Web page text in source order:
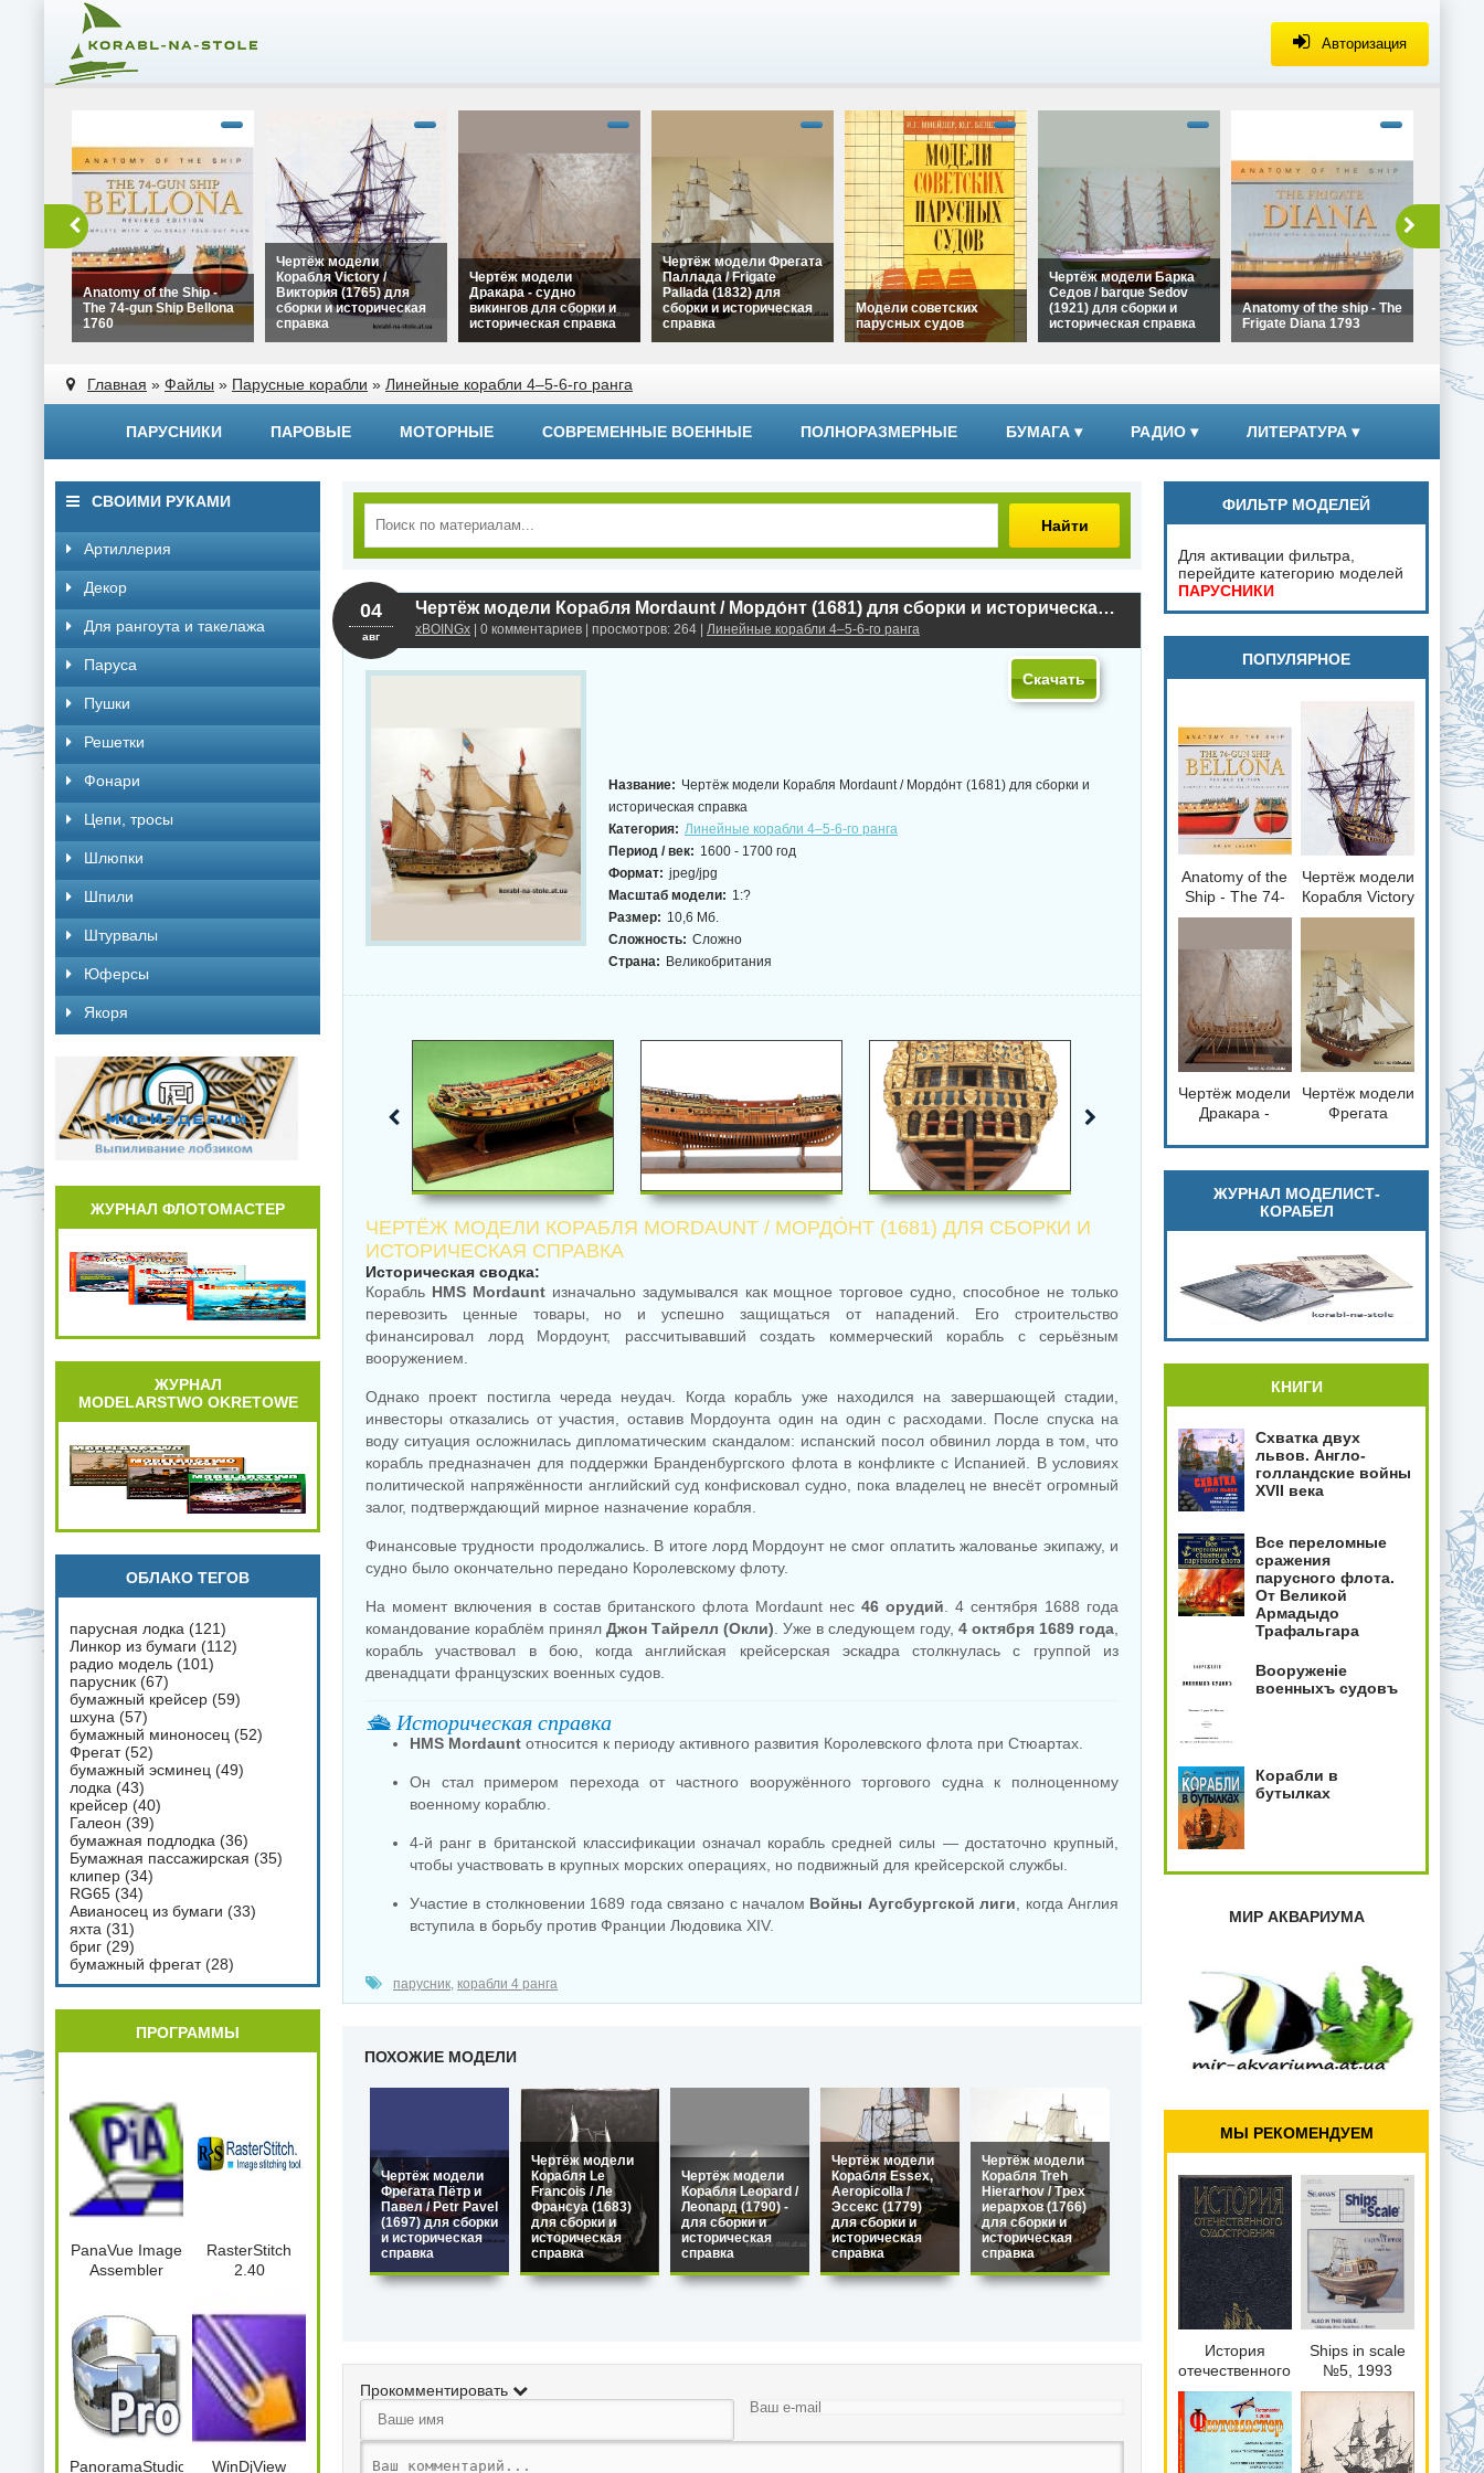
Авторизация
The 74-gun Ship Bellona
1760" width="320"
height="180">
Anatomy of the Ship -
The 74-gun Ship Bellona
1760
Виктория (1765) для
сборки и историческая
справка" width="320"
height="180">
Чертёж модели
Корабля Victory /
Виктория (1765) для
сборки и историческая
справка
Дракара - судно
викингов для сборки и
width="320"
Чертёж модели
Дракара - судно
викингов для сборки и
историческая справка
Frigate Pallada (1832)
для сборки и
историческая справка"
width="320"
Чертёж модели Фрегата
Паллада / Frigate
Pallada (1832) для
сборки и историческая
справка
парусных судов"
width="320"
Модели советских
парусных судов
width="320"
Чертёж модели Барка
Седов / barque Sedov
(1921) для сборки и
историческая справка
width="320"
height="180">
Anatomy of the ship - The
Frigate Diana 1793
сборки
Ла
Главная » Файлы » Парусные корабли » Линейные корабли 4–5-6-го ранга
ПАРУСНИКИ ПАРОВЫЕ МОТОРНЫЕ СОВРЕМЕННЫЕ ВОЕННЫЕ ПОЛНОРАЗМЕРНЫЕ БУМАГА ▾ РАДИО ▾ ЛИТЕРАТУРА ▾
Найти
Чертёж модели Корабля Mordaunt / Мордо́нт (1681) для сборки и историческая справка
xBOINGx | 0 комментариев | просмотров: 264 | Линейные корабли 4–5-6-го ранга
04
авг
Скачать
Название: Чертёж модели Корабля Mordaunt / Мордо́нт (1681) для сборки и
историческая справка
Категория: Линейные корабли 4–5-6-го ранга
Период / век: 1600 - 1700 год
Формат: jpeg/jpg
Масштаб модели: 1:?
Размер: 10,6 Мб.
Сложность: Сложно
Страна: Великобритания
ЧЕРТЁЖ МОДЕЛИ КОРАБЛЯ MORDAUNT / МОРДО́НТ (1681) ДЛЯ СБОРКИ И
ИСТОРИЧЕСКАЯ СПРАВКА
Историческая сводка:
Корабль HMS Mordauntизначально задумывался как мощное торговое судно, способное не только
перевозить ценные товары, но и успешно защищаться от нападений. Его строительство
финансировал лорд Мордоунт, рассчитывавший создать коммерческий корабль с серьёзным
вооружением.
Однако проект постигла череда неудач. Когда корабль уже находился на завершающей стадии,
инвесторы отказались от участия, оставив Мордоунта один на один с расходами. После спуска на
воду ситуация осложнилась дипломатическим скандалом: испанский посол обвинил лорда в том, что
корабль предназначен для поддержки Бранденбургского флота в конфликте с Испанией. В условиях
политической напряжённости английский суд конфисковал судно, пока владелец не внесёт огромный
залог, подтверждающий мирное назначение корабля.
Финансовые трудности продолжались. В итоге лорд Мордоунт не смог оплатить жалованье экипажу, и
судно было окончательно передано Королевскому флоту.
На момент включения в состав британского флота Mordaunt нес 46 орудий . 4 сентября 1688 года
командование кораблём принял Джон Тайрелл (Окли) . Уже в следующем году, 4 октября 1689 года
корабль участвовал в бою, когда английская крейсерская эскадра столкнулась с группой из
двенадцати французских военных судов.
🛳 Историческая справка
HMS Mordaunt относится к периоду активного развития Королевского флота при Стюартах.
Он стал примером перехода от частного вооружённого торгового судна к полноценному
военному кораблю.
4-й ранг в британской классификации означал корабль средней силы — достаточно крупный,
чтобы участвовать в крупных морских операциях, но подвижный для крейсерской службы.
Участие в столкновении 1689 года связано с началом Войны Аугсбургской лиги , когда Англия
вступила в борьбу против Франции Людовика XIV.
парусник, корабли 4 ранга
ПОХОЖИЕ МОДЕЛИ
Чертёж модели
Фрегата Пётр и
Павел / Petr Pavel
(1697) для сборки
и историческая
справка
Чертёж модели
Корабля Le
Francois / Ле
Франсуа (1683)
для сборки и
историческая
справка
Чертёж модели
Корабля Leopard /
Леопард (1790) -
для сборки и
историческая
справка
Чертёж модели
Корабля Essex,
Aeropicolla /
Эссекс (1779)
для сборки и
историческая
справка
Чертёж модели
Корабля Treh
Hierarhov / Трех
иерархов (1766)
для сборки и
историческая
справка
Прокомментировать
СВОИМИ РУКАМИ
Артиллерия
Декор
Для рангоута и такелажа
Паруса
Пушки
Решетки
Фонари
Цепи, тросы
Шлюпки
Шпили
Штурвалы
Юферсы
Якоря
ЖУРНАЛ ФЛОТОМАСТЕР
ЖУРНАЛ
MODELARSTWO OKRETOWE
ОБЛАКО ТЕГОВ
парусная лодка (121)
Линкор из бумаги (112)
радио модель (101)
парусник (67)
бумажный крейсер (59)
шхуна (57)
бумажный миноносец (52)
Фрегат(52)
бумажный эсминец (49)
лодка (43)
крейсер (40)
Галеон (39)
бумажная подлодка (36)
Бумажная пассажирская (35)
клипер (34)
RG65 (34)
Авианосец из бумаги (33)
яхта (31)
бриг (29)
бумажный фрегат(28)
ПРОГРАММЫ
PanaVue Image
Assembler
RasterStitch
2.40
PanoramaStudio2Pro.2.5.0.164.x86.Port
WinDjView
ФИЛЬТР МОДЕЛЕЙ
Для активации фильтра,
перейдите категорию моделей
ПАРУСНИКИ
ПОПУЛЯРНОЕ
loading="lazy"
decoding="async"
Anatomy of the
Ship - The 74-
gun Ship
loading="lazy"
decoding="async"
Чертёж модели
Корабля Victory
/ Виктория
сборки и
историческая
справка
loading="lazy"
decoding="async"
fetchpriority="low">
Чертёж модели
Дракара -
для сборки и
историческая
справка
loading="lazy"
decoding="async"
fetchpriority="low">
Чертёж модели
Фрегата
Frigate Pallada
(1832) для
сборки и
историческая
справка
ЖУРНАЛ МОДЕЛИСТ-
КОРАБЕЛ
КНИГИ
Схватка двух
львов. Англо-
голландские войны
XVII века
Все переломные
сражения
парусного флота.
От Великой
Армадыдо
Трафальгара
Вооруженiе
военныхъ судовъ
Корабли в
бутылках
МИР АКВАРИУМА
МЫ РЕКОМЕНДУЕМ
История
отечественного
судостроения.
Том 1.
Ships in scale
№5, 1993